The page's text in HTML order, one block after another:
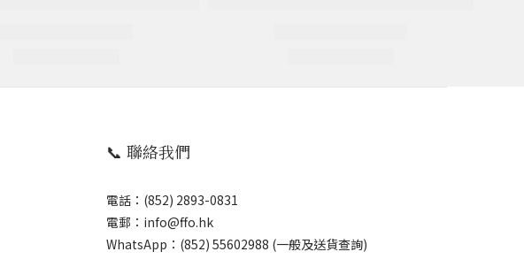
📞 聯絡我們
電話：(852) 2893-0831
電郵：info@ffo.hk
WhatsApp： (852) 55602988 (一般及送貨查詢)